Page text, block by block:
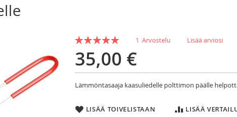
Rating:
1 Arvostelu Lisää arviosi
35,00 €
Lämmöntasaaja kaasuliedelle polttimon päälle
LISÄÄ TOIVELISTAAN LISÄÄ